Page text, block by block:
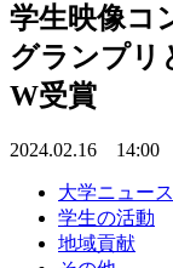
学生映像コ
グランプリ
W受賞
2024.02.16 14:00
大学ニュース
学生の活動
地域貢献